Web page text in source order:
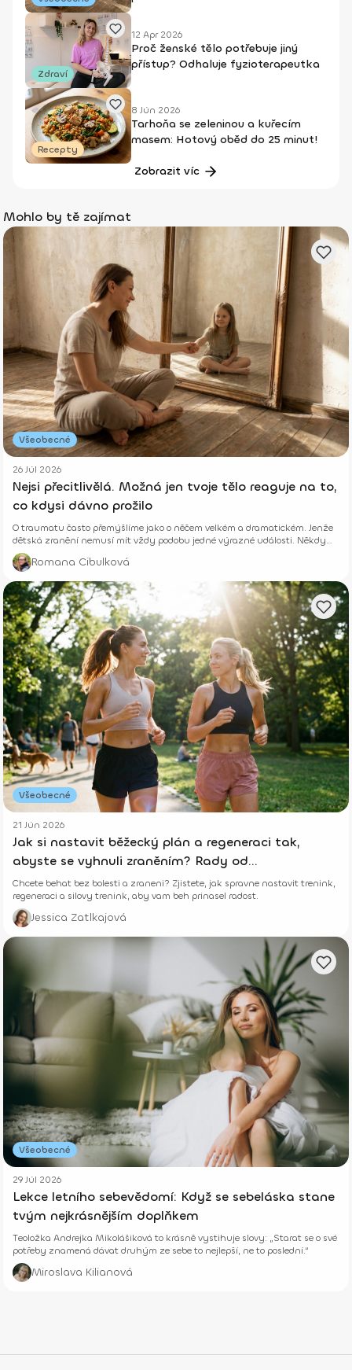
Zdraví
12 Apr 2026
Proč ženské tělo potřebuje jiný
přístup? Odhaluje fyzioterapeutka
Recepty
8 Jún 2026
Tarhoňa se zeleninou a kuřecím
masem: Hotový oběd do 25 minut!
Zobrazit víc
Mohlo by tě zajímat
Všeobecné
26 Júl 2026
Nejsi přecitlivělá. Možná jen tvoje tělo reaguje na to,
co kdysi dávno prožilo
O traumatu často přemýšlíme jako o něčem velkém a dramatickém. Jenže
dětská zranění nemusí mít vždy podobu jedné výrazné události. Někdy
vznikají potichu.
Romana Cibulková
Všeobecné
21 Jún 2026
Jak si nastavit běžecký plán a regeneraci tak,
abyste se vyhnuli zraněním? Rady od
fyzioterapeutky.
Chcete behat bez bolesti a zraneni? Zjistete, jak spravne nastavit trenink,
regeneraci a silovy trenink, aby vam beh prinasel radost.
Jessica Zatlkajová
Všeobecné
29 Júl 2026
Lekce letního sebevědomí: Když se sebeláska stane
tvým nejkrásnějším doplňkem
Teoložka Andrejka Mikolášiková to krásně vystihuje slovy: „Starat se o své
potřeby znamená dávat druhým ze sebe to nejlepší, ne to poslední.“
Miroslava Kilianová